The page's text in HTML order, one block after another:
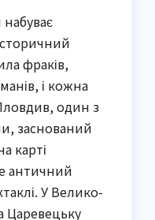
набуває
фраків,
і кожна
один з
заснований
карті
античний
У Велико-
Царевецьку